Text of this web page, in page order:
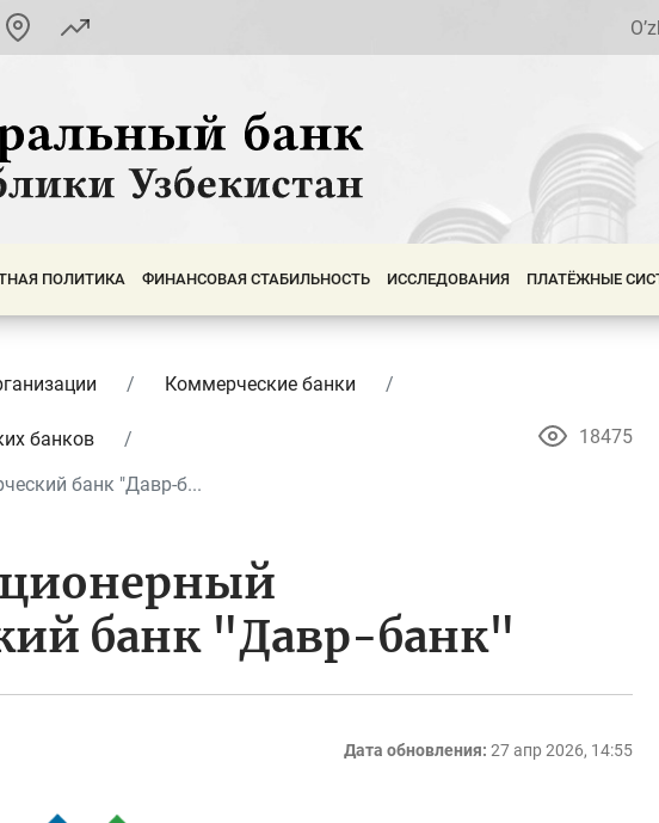
ПОЛИТИКА ФИНАНСОВАЯ СТАБИЛЬНОСТЬ ИССЛЕДОВАНИЯ ПЛАТЁЖНЫЕ
Коммерческие банки
банков
банк "Давр-б...
18475
банк "Давр-банк"
Дата обновления: 27 апр 2026, 14:55